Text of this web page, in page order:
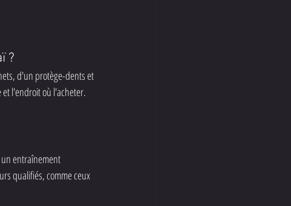
?
d'un protège-dents et
et l'endroit où l'acheter.
un entraînement
qualifiés, comme ceux